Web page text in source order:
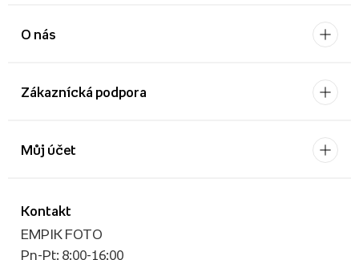
O nás
Zákaznícká podpora
Kontakt
EMPIK FOTO
Pn-Pt: 8:00-16:00
Můj účet